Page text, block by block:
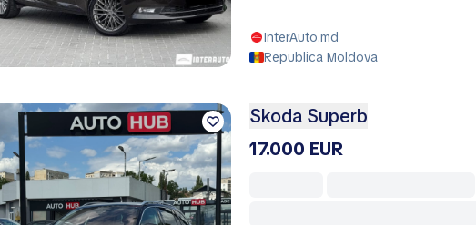
InterAuto.md
Republica Moldova
Skoda Superb
17.000 EUR